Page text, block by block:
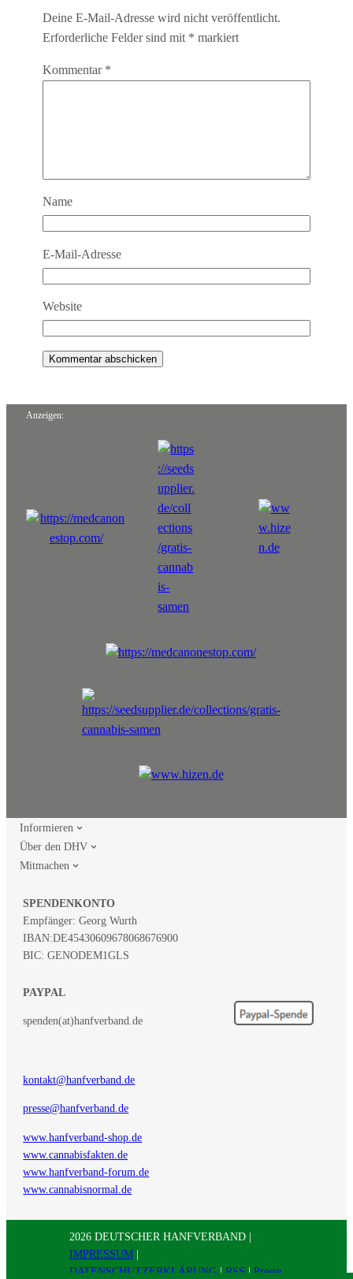
Deine E-Mail-Adresse wird nicht veröffentlicht.
Erforderliche Felder sind mit * markiert
Kommentar *
Name
E-Mail-Adresse
Website
Anzeigen:
Informieren
Über den DHV
Mitmachen
SPENDENKONTO
Empfänger: Georg Wurth
IBAN:DE45430609678068676900
BIC: GENODEM1GLS
PAYPAL
spenden(at)hanfverband.de
kontakt@hanfverband.de
presse@hanfverband.de
www.hanfverband-shop.de
www.cannabisfakten.de
www.hanfverband-forum.de
www.cannabisnormal.de
2026 DEUTSCHER HANFVERBAND |
IMPRESSUM |
DATENSCHUTZERKLÄRUNG | RSS | Presse